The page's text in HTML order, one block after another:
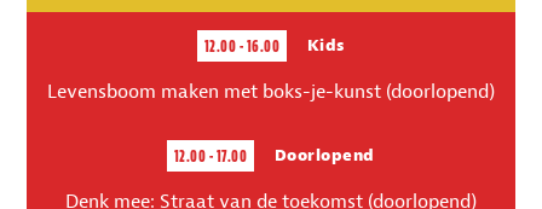
12.00 - 16.00 Kids
Levensboom maken met boks-je-kunst (doorlopend)
12.00 - 17.00 Doorlopend
Denk mee: Straat van de toekomst (doorlopend)